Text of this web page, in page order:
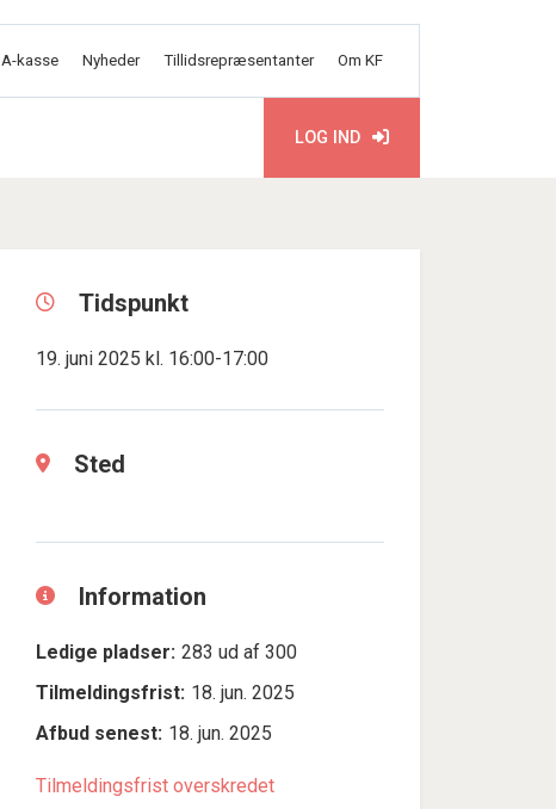
A-kasse Nyheder Tillidsrepræsentanter Om KF
LOG IND
Tidspunkt
19. juni 2025 kl. 16:00-17:00
Sted
Information
Ledige pladser: 283 ud af 300
Tilmeldingsfrist: 18. jun. 2025
Afbud senest: 18. jun. 2025
Tilmeldingsfrist overskredet